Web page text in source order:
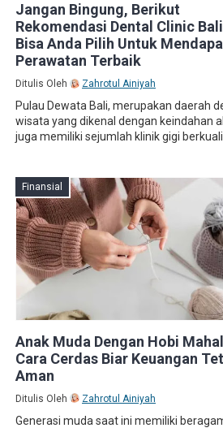
Jangan Bingung, Berikut
Rekomendasi Dental Clinic
Bisa Anda Pilih Untuk
Perawatan Terbaik
Ditulis Oleh Zahrotul Ainiyah
Pulau Dewata Bali, merupakan daerah
wisata yang dikenal dengan keindahan
juga memiliki sejumlah klinik gigi
Finansial
Anak Muda Dengan Hobi
Cara Cerdas Biar Keuangan
Aman
Ditulis Oleh Zahrotul Ainiyah
Generasi muda saat ini memiliki